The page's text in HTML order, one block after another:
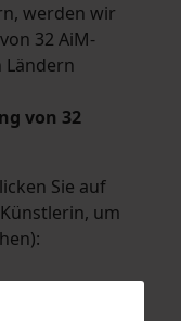
werden wir
32 AiM-
Ländern
von 32
Sie auf
um